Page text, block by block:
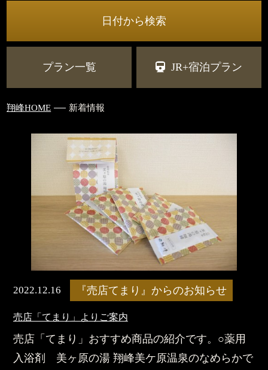
日付から検索
プラン一覧 JR+宿泊プラン
翔峰HOME 新着情報
2022.12.16 『売店てまり』からのお知らせ
売店「てまり」よりご案内
売店「てまり」おすすめ商品の紹介です。○薬用
入浴剤 美ヶ原の湯 翔峰美ケ原温泉のなめらかで